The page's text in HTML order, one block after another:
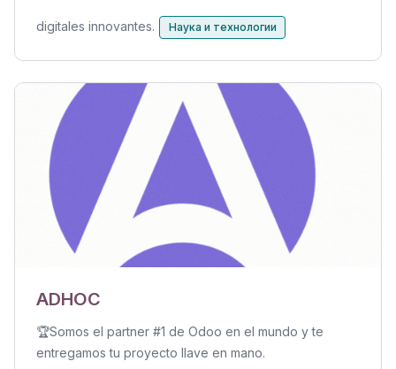
digitales innovantes. Наука и технологии
ADHOC
🏆Somos el partner #1 de Odoo en el mundo y te
entregamos tu proyecto llave en mano.